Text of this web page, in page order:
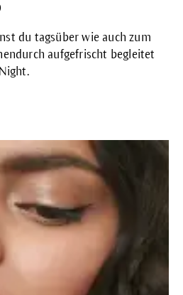
du tagsüber wie auch zum
aufgefrischt begleitet